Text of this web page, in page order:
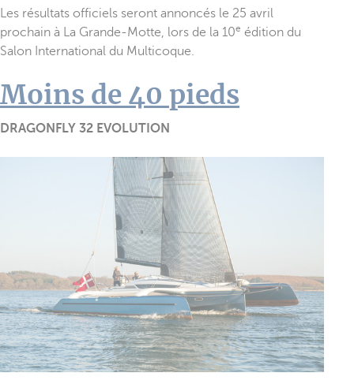
Les résultats officiels seront annoncés le 25 avril
prochain à La Grande-Motte, lors de la 10e édition du
Salon International du Multicoque.
Moins de 40 pieds
DRAGONFLY 32 EVOLUTION